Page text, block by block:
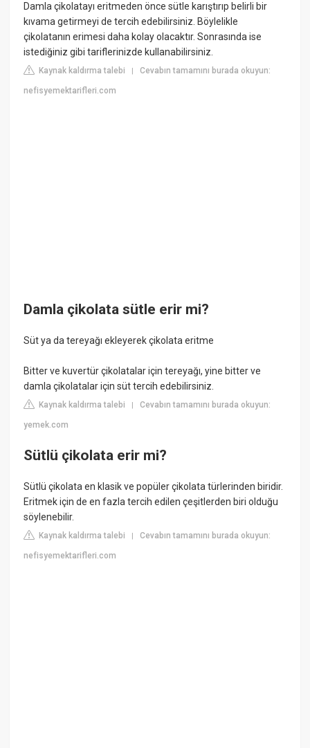
Damla çikolatayı eritmeden önce sütle karıştırıp belirli bir
kıvama getirmeyi de tercih edebilirsiniz. Böylelikle
çikolatanın erimesi daha kolay olacaktır. Sonrasında ise
istediğiniz gibi tariflerinizde kullanabilirsiniz.
Kaynak kaldırma talebi |Cevabın tamamını burada okuyun:
nefisyemektarifleri.com
Damla çikolata sütle erir mi?
Süt ya da tereyağı ekleyerek çikolata eritme
Bitter ve kuvertür çikolatalar için tereyağı, yine bitter ve
damla çikolatalar için süt tercih edebilirsiniz.
Kaynak kaldırma talebi |Cevabın tamamını burada okuyun:
yemek.com
Sütlü çikolata erir mi?
Sütlü çikolata en klasik ve popüler çikolata türlerinden biridir.
Eritmek için de en fazla tercih edilen çeşitlerden biri olduğu
söylenebilir.
Kaynak kaldırma talebi |Cevabın tamamını burada okuyun:
nefisyemektarifleri.com